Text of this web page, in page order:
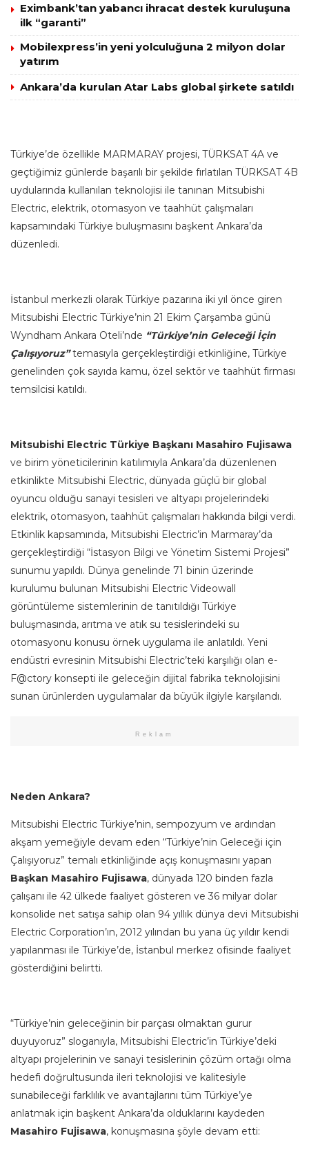
Eximbank’tan yabancı ihracat destek kuruluşuna
ilk “garanti”
Mobilexpress’in yeni yolculuğuna 2 milyon dolar
yatırım
Ankara’da kurulan Atar Labs global şirkete satıldı
Türkiye’de özellikle MARMARAY projesi, TÜRKSAT 4A ve
geçtiğimiz günlerde başarılı bir şekilde fırlatılan TÜRKSAT 4B
uydularında kullanılan teknolojisi ile tanınan Mitsubishi
Electric, elektrik, otomasyon ve taahhüt çalışmaları
kapsamındaki Türkiye buluşmasını başkent Ankara’da
düzenledi.
İstanbul merkezli olarak Türkiye pazarına iki yıl önce giren
Mitsubishi Electric Türkiye’nin 21 Ekim Çarşamba günü
Wyndham Ankara Oteli’nde “Türkiye’nin Geleceği İçin
Çalışıyoruz”temasıyla gerçekleştirdiği etkinliğine, Türkiye
genelinden çok sayıda kamu, özel sektör ve taahhüt firması
temsilcisi katıldı.
Mitsubishi Electric Türkiye Başkanı Masahiro Fujisawa
ve birim yöneticilerinin katılımıyla Ankara’da düzenlenen
etkinlikte Mitsubishi Electric, dünyada güçlü bir global
oyuncu olduğu sanayi tesisleri ve altyapı projelerindeki
elektrik, otomasyon, taahhüt çalışmaları hakkında bilgi verdi.
Etkinlik kapsamında, Mitsubishi Electric’in Marmaray’da
gerçekleştirdiği “İstasyon Bilgi ve Yönetim Sistemi Projesi”
sunumu yapıldı. Dünya genelinde 71 binin üzerinde
kurulumu bulunan Mitsubishi Electric Videowall
görüntüleme sistemlerinin de tanıtıldığı Türkiye
buluşmasında, arıtma ve atık su tesislerindeki su
otomasyonu konusu örnek uygulama ile anlatıldı. Yeni
endüstri evresinin Mitsubishi Electric’teki karşılığı olan e-
F@ctory konsepti ile geleceğin dijital fabrika teknolojisini
sunan ürünlerden uygulamalar da büyük ilgiyle karşılandı.
Reklam
Neden Ankara?
Mitsubishi Electric Türkiye’nin, sempozyum ve ardından
akşam yemeğiyle devam eden “Türkiye’nin Geleceği için
Çalışıyoruz” temalı etkinliğinde açış konuşmasını yapan
Başkan Masahiro Fujisawa, dünyada 120 binden fazla
çalışanı ile 42 ülkede faaliyet gösteren ve 36 milyar dolar
konsolide net satışa sahip olan 94 yıllık dünya devi Mitsubishi
Electric Corporation’ın, 2012 yılından bu yana üç yıldır kendi
yapılanması ile Türkiye’de, İstanbul merkez ofisinde faaliyet
gösterdiğini belirtti.
“Türkiye’nin geleceğinin bir parçası olmaktan gurur
duyuyoruz” sloganıyla, Mitsubishi Electric’in Türkiye’deki
altyapı projelerinin ve sanayi tesislerinin çözüm ortağı olma
hedefi doğrultusunda ileri teknolojisi ve kalitesiyle
sunabileceği farklılık ve avantajlarını tüm Türkiye’ye
anlatmak için başkent Ankara’da olduklarını kaydeden
Masahiro Fujisawa, konuşmasına şöyle devam etti: